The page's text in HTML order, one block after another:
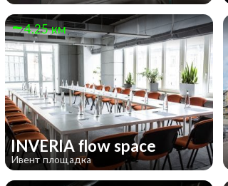
4.25 км
INVERIA flow space
Ивент площадка